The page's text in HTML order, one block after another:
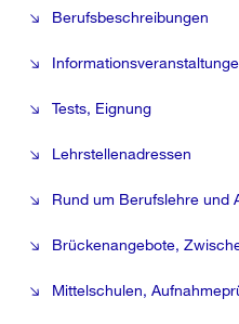
Berufsbeschreibungen
Tests, Eignung
Lehrstellenadressen
Rund um Berufslehre und
Brückenangebote,
Mittelschulen,